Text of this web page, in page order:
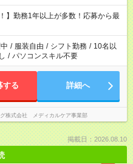
を持って夕飯の準備がしたい」
」 など、ご希望を教えてください
間。 合計で週40時間を超える場
】勤務1年以上が多数！応募から最
/ 服装自由 / シフト勤務 / 10名以
/ パソコンスキル不要
する 詳細へ
グ株式会社 メディカルケア事業部
掲載日：2026.08.10